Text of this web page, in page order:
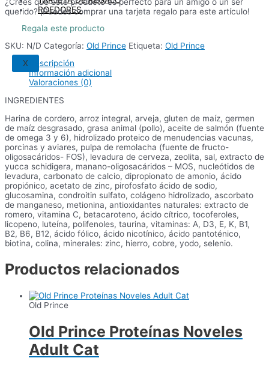
ROEDORES
CONSEJOS
OFERTAS DEL MES
X
-
Cordero
querido? ¡Puedes comprar una tarjeta regalo para este artículo!
Regala este producto
SKU: N/D Categoría: Old Prince Etiqueta: Old Prince
Descripción
Información adicional
Valoraciones (0)
INGREDIENTES
Harina de cordero, arroz integral, arveja, gluten de maíz, germen
de maíz desgrasado, grasa animal (pollo), aceite de salmón (fuente
de omega 3 y 6), hidrolizado proteico de menudencias vacunas,
porcinas y aviares, pulpa de remolacha (fuente de fructo-
oligosacáridos- FOS), levadura de cerveza, zeolita, sal, extracto de
yucca schidigera, manano-oligosacáridos – MOS, nucleótidos de
levadura, carbonato de calcio, dipropionato de amonio, ácido
propiónico, acetato de zinc, pirofosfato ácido de sodio,
glucosamina, condroitin sulfato, colágeno hidrolizado, ascorbato
de manganeso, metionina, antioxidantes naturales: extracto de
romero, vitamina C, betacaroteno, ácido cítrico, tocoferoles,
licopeno, luteína, polifenoles, taurina, vitaminas: A, D3, E, K, B1,
B2, B6, B12, ácido fólico, ácido nicotínico, ácido pantoténico,
biotina, colina, minerales: zinc, hierro, cobre, yodo, selenio.
Productos relacionados
Old Prince
Old Prince Proteínas Noveles
Adult Cat